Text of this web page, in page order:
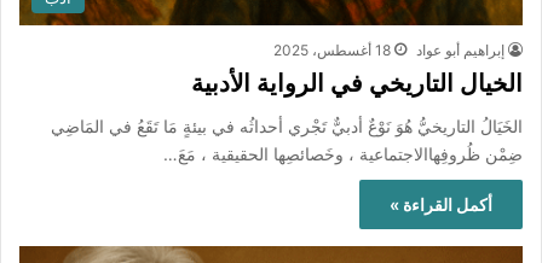
إبراهيم أبو عواد 18 أغسطس، 2025
الخيال التاريخي في الرواية الأدبية
الخَيَالُ التاريخيُّ هُوَ نَوْعٌ أدبيٌّ تَجْري أحداثُه في بيئةٍ مَا تَقَعُ في المَاضِي
ضِمْن ظُروفِهاالاجتماعية ، وخَصائصِها الحقيقية ، مَعَ…
أكمل القراءة »